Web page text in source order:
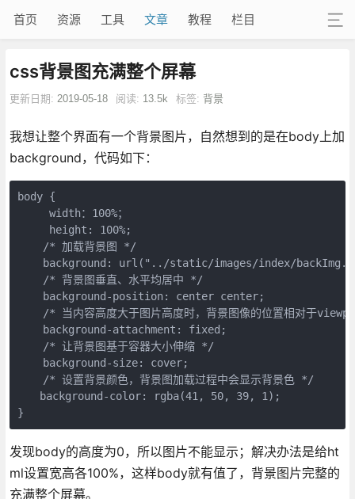
首页 资源 工具 文章 教程 栏目
css背景图充满整个屏幕
更新日期: 2019-05-18 阅读: 13.5k 标签: 背景
我想让整个界面有一个背景图片，自然想到的是在body上加
background，代码如下：
body {
     width：100%；
     height: 100%;
    /* 加载背景图 */
background: url("../static/images/index/
    /* 背景图垂直、水平均居中 */
    background-position: center center;
/* 当内容高度大于图片高度时，背景图像的位置相对于
    background-attachment: fixed;
    /* 让背景图基于容器大小伸缩 */
    background-size: cover;
    /* 设置背景颜色，背景图加载过程中会显示背景色 */
background-color: rgba(41, 50, 39, 1);
}
发现body的高度为0，所以图片不能显示；解决办法是给ht
ml设置宽高各100%，这样body就有值了，背景图片完整的
充满整个屏幕。